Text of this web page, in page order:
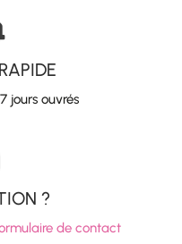
jours ouvrés
?
de contact